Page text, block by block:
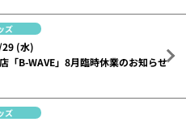
ズ
(水)
「B-WAVE」8月臨時休業のお知らせ
ズ